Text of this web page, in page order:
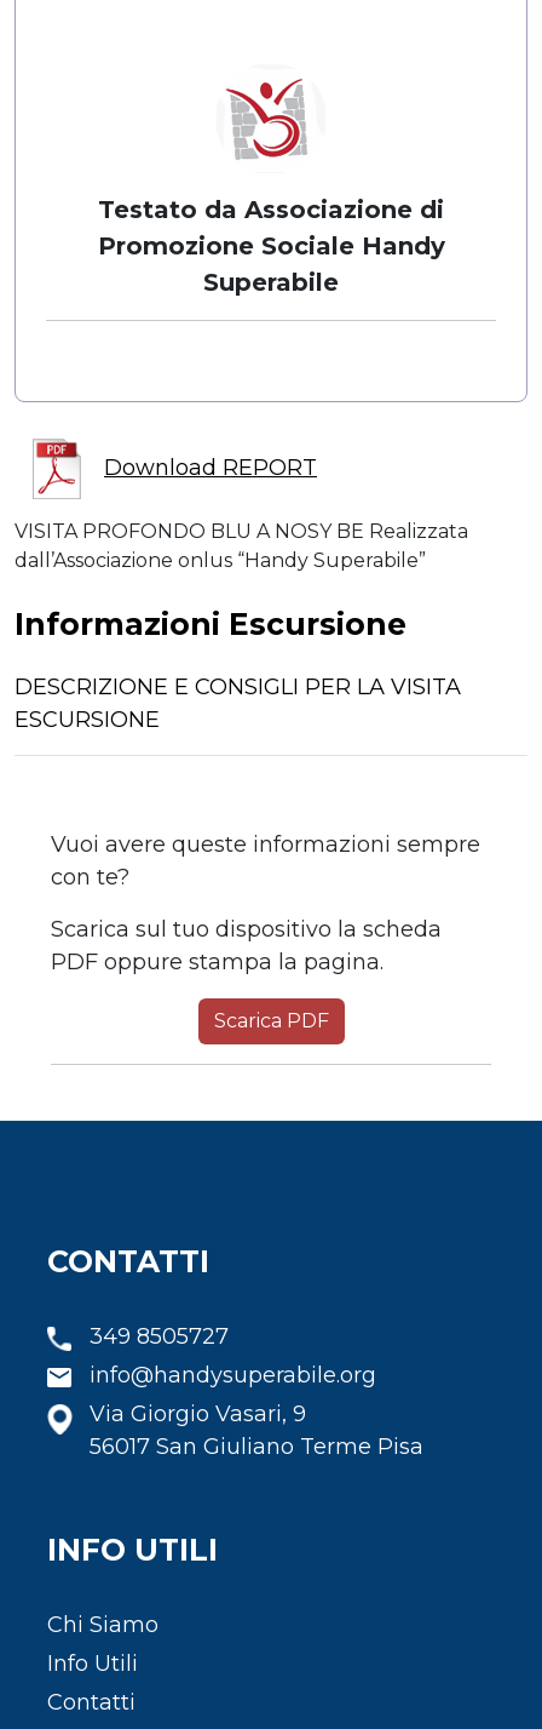
Testato da Associazione di
Promozione Sociale Handy
Superabile
Download REPORT
VISITA PROFONDO BLU A NOSY BE Realizzata
dall’Associazione onlus “Handy Superabile”
Informazioni Escursione
DESCRIZIONE E CONSIGLI PER LA VISITA
ESCURSIONE
Vuoi avere queste informazioni sempre
con te?
Scarica sul tuo dispositivo la scheda
PDF oppure stampa la pagina.
Scarica PDF
CONTATTI
349 8505727
info@handysuperabile.org
Via Giorgio Vasari, 9
56017 San Giuliano Terme Pisa
INFO UTILI
Chi Siamo
Info Utili
Contatti